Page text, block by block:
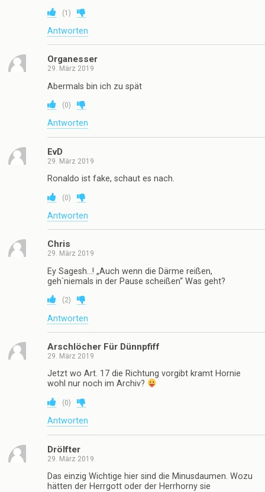
(1 )
Antworten
Organesser
29. März 2019
Abermals bin ich zu spät
(0)
Antworten
EvD
29. März 2019
Ronaldo ist fake, schaut es nach.
(0)
Antworten
Chris
29. März 2019
Ey Sagesh…! „Auch wenn die Därme reißen,
geh`niemals in der Pause scheißen“ Was geht?
(2)
Antworten
Arschlöcher Für Dünnpfiff
29. März 2019
Jetzt wo Art. 17 die Richtung vorgibt kramt Hornie
wohl nur noch im Archiv?
(0)
Antworten
Drölfter
29. März 2019
Das einzig Wichtige hier sind die Minusdaumen. Wozu
hätten der Herrgott oder der Herrhorny sie